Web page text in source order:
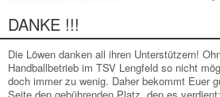
DANKE !!!
Die Löwen danken all ihren Unterstützern!
Handballbetrieb im TSV Lengfeld so nicht
doch immer zu wenig. Daher bekommt Euer